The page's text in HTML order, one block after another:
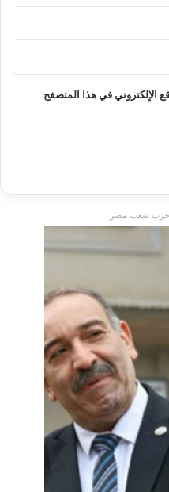
الإلكتروني في هذا المتصفح
حزب شعب مصر